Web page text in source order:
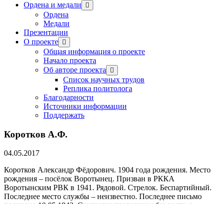
Ордена и медали
открыть
меню
Ордена
Медали
Презентации
О проекте открыть
меню
Общая информация о проекте
Начало проекта
Об авторе проекта
открыть
меню
Список научных трудов
Реплика политолога
Благодарности
Источники информации
Поддержать
Коротков А.Ф.
04.05.2017
Коротков Александр Фёдорович. 1904 года рождения. Место
рождения – посёлок Воротынец. Призван в РККА
Воротынским РВК в 1941. Рядовой. Стрелок. Беспартийный.
Последнее место службы – неизвестно. Последнее письмо